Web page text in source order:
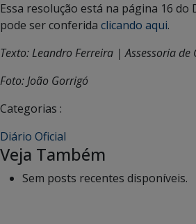
Essa resolução está na página 16 do
pode ser conferida clicando aqui.
Texto: Leandro Ferreira | Assessoria de
Foto: João Gorrigó
Categorias :
Diário Oficial
Veja Também
Sem posts recentes disponíveis.